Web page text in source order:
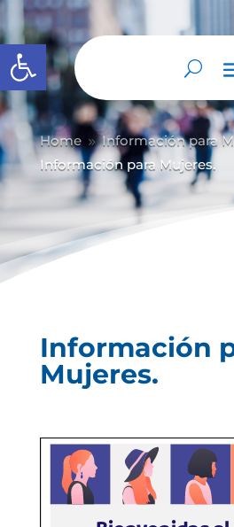
Abrir barra de herramientas
Home 9 Información para
Información para Mujeres.
Información
Mujeres.